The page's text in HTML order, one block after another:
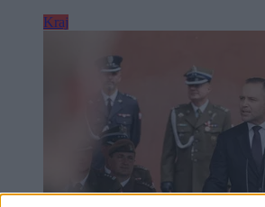
Kraj